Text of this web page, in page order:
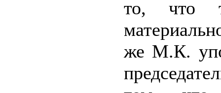
то, что
же М.К.